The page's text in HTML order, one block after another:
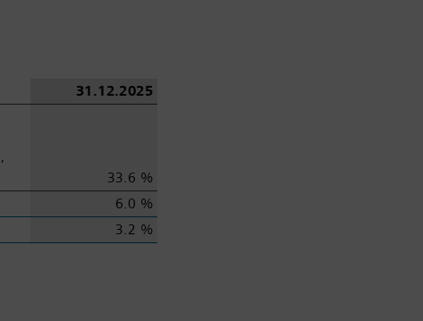
31.12.2025
33.6 %
6.0 %
3.2 %